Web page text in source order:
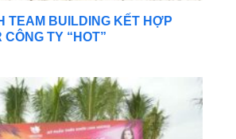
TEAM BUILDING KẾT HỢP
TY “HOT”